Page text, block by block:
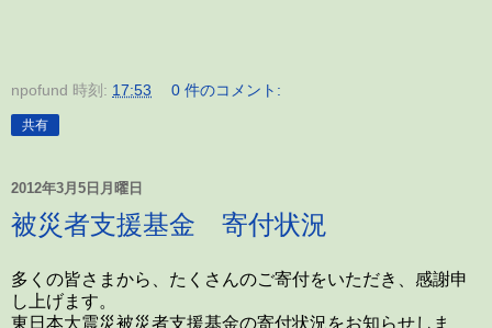
npofund 時刻: 17:53 0 件のコメント:
共有
2012年3月5日月曜日
被災者支援基金 寄付状況
多くの皆さまから、たくさんのご寄付をいただき、感謝申
し上げます。
東日本大震災被災者支援基金の寄付状況をお知らせしま